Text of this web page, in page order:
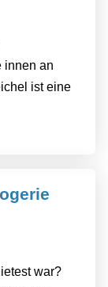
innen an
ist eine
war?